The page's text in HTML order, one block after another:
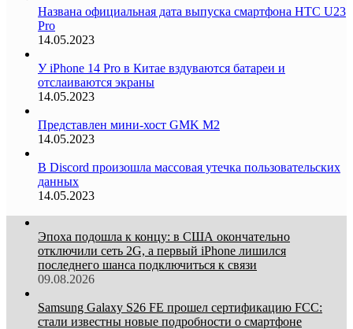
Названа официальная дата выпуска смартфона HTC U23
Pro
14.05.2023
У iPhone 14 Pro в Китае вздуваются батареи и
отслаиваются экраны
14.05.2023
Представлен мини-хост GMK M2
14.05.2023
В Discord произошла массовая утечка пользовательских
данных
14.05.2023
Эпоха подошла к концу: в США окончательно
отключили сеть 2G, а первый iPhone лишился
последнего шанса подключиться к связи
09.08.2026
Samsung Galaxy S26 FE прошел сертификацию FCC:
стали известны новые подробности о смартфоне